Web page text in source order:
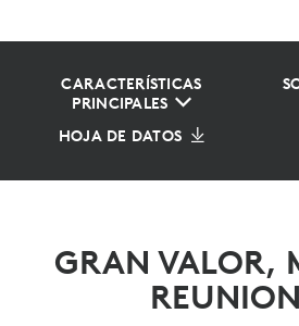
CARACTERÍSTICAS
PRINCIPALES
HOJA DE DATOS
GRAN VALOR,